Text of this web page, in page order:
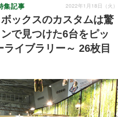
デモカー製作記
カスタマイズ新製品情報
カーグッズ新製品情報
ックスのカスタムは驚
で見つけた6台をピッ
イブラリー～ 26枚目
集記事 2022年1月18日（火）